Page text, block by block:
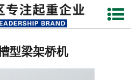
网站首页
型梁架桥机